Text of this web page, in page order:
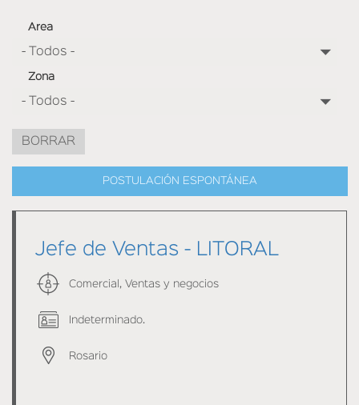
Area
Zona
BORRAR
POSTULACIÓN ESPONTÁNEA
Jefe de Ventas - LITORAL
Comercial, Ventas y negocios
Indeterminado.
Rosario